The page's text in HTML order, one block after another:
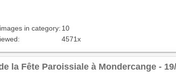
in category: 10
4571x
la Fête Paroissiale à Mondercange -